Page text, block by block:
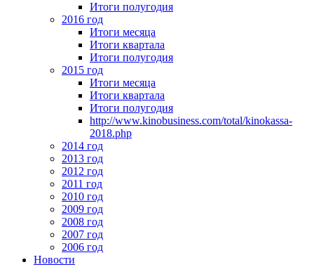
Итоги полугодия
2016 год
Итоги месяца
Итоги квартала
Итоги полугодия
2015 год
Итоги месяца
Итоги квартала
Итоги полугодия
http://www.kinobusiness.com/total/kinokassa-
2018.php
2014 год
2013 год
2012 год
2011 год
2010 год
2009 год
2008 год
2007 год
2006 год
Новости